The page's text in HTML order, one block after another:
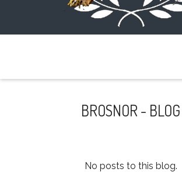
BROSNOR - BLOG
No posts to this blog.